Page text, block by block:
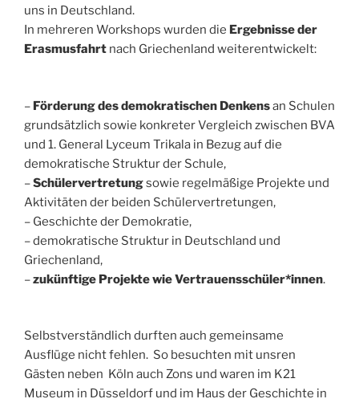
uns in Deutschland.
In mehreren Workshops wurden die Ergebnisse der
Erasmusfahrt nach Griechenland weiterentwickelt:
– Förderung des demokratischen Denkensan Schulen
grundsätzlich sowie konkreter Vergleich zwischen BVA
und 1. General Lyceum Trikala in Bezug auf die
demokratische Struktur der Schule,
–Schülervertretungsowie regelmäßige Projekte und
Aktivitäten der beiden Schülervertretungen,
– Geschichte der Demokratie,
– demokratische Struktur in Deutschland und
Griechenland,
–zukünftige Projekte wie Vertrauensschüler*innen.
Selbstverständlich durften auch gemeinsame
Ausflüge nicht fehlen. So besuchten mit unsren
Gästen neben Köln auch Zons und waren im K21
Museum in Düsseldorf und im Haus der Geschichte in